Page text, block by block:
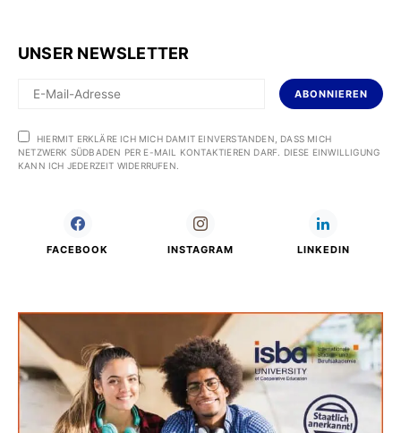
UNSER NEWSLETTER
ABONNIEREN
HIERMIT ERKLÄRE ICH MICH DAMIT EINVERSTANDEN, DASS MICH
NETZWERK SÜDBADEN PER E-MAIL KONTAKTIEREN DARF. DIESE EINWILLIGUNG
KANN ICH JEDERZEIT WIDERRUFEN.
FACEBOOK INSTAGRAM LINKEDIN